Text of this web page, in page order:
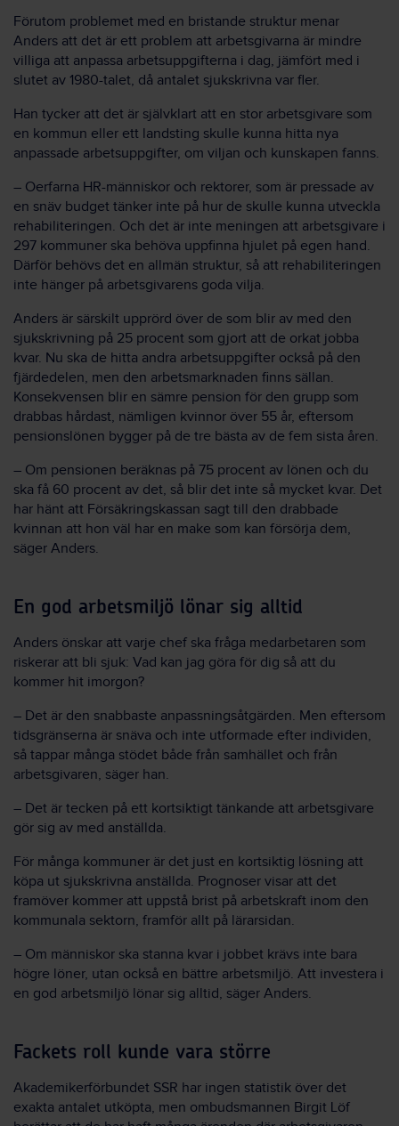
Förutom problemet med en bristande struktur menar
Anders att det är ett problem att arbetsgivarna är mindre
villiga att anpassa arbetsuppgifterna i dag, jämfört med i
slutet av 1980-talet, då antalet sjukskrivna var fler.
Han tycker att det är självklart att en stor arbetsgivare som
en kommun eller ett landsting skulle kunna hitta nya
anpassade arbetsuppgifter, om viljan och kunskapen fanns.
– Oerfarna HR-människor och rektorer, som är pressade av
en snäv budget tänker inte på hur de skulle kunna utveckla
rehabiliteringen. Och det är inte meningen att arbetsgivare i
297 kommuner ska behöva uppfinna hjulet på egen hand.
Därför behövs det en allmän struktur, så att rehabiliteringen
inte hänger på arbetsgivarens goda vilja.
Anders är särskilt upprörd över de som blir av med den
sjukskrivning på 25 procent som gjort att de orkat jobba
kvar. Nu ska de hitta andra arbetsuppgifter också på den
fjärdedelen, men den arbetsmarknaden finns sällan.
Konsekvensen blir en sämre pension för den grupp som
drabbas hårdast, nämligen kvinnor över 55 år, eftersom
pensionslönen bygger på de tre bästa av de fem sista åren.
– Om pensionen beräknas på 75 procent av lönen och du
ska få 60 procent av det, så blir det inte så mycket kvar. Det
har hänt att Försäkringskassan sagt till den drabbade
kvinnan att hon väl har en make som kan försörja dem,
säger Anders.
En god arbetsmiljö lönar sig alltid
Anders önskar att varje chef ska fråga medarbetaren som
riskerar att bli sjuk: Vad kan jag göra för dig så att du
kommer hit imorgon?
– Det är den snabbaste anpassningsåtgärden. Men eftersom
tidsgränserna är snäva och inte utformade efter individen,
så tappar många stödet både från samhället och från
arbetsgivaren, säger han.
– Det är tecken på ett kortsiktigt tänkande att arbetsgivare
gör sig av med anställda.
För många kommuner är det just en kortsiktig lösning att
köpa ut sjukskrivna anställda. Prognoser visar att det
framöver kommer att uppstå brist på arbetskraft inom den
kommunala sektorn, framför allt på lärarsidan.
– Om människor ska stanna kvar i jobbet krävs inte bara
högre löner, utan också en bättre arbetsmiljö. Att investera i
en god arbetsmiljö lönar sig alltid, säger Anders.
Fackets roll kunde vara större
Akademikerförbundet SSR har ingen statistik över det
exakta antalet utköpta, men ombudsmannen Birgit Löf